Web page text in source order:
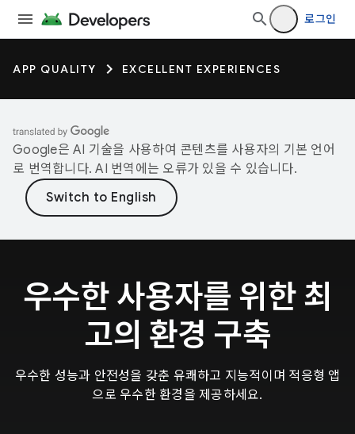
로그인
APP QUALITY EXCELLENT EXPERIENCES
Google은 AI 기술을 사용하여 콘텐츠를 사용자의 기본 언어
로 번역합니다. AI 번역에는 오류가 있을 수 있습니다.
우수한 사용자를 위한 최
고의 환경 구축
우수한 성능과 안전성을 갖춘 유쾌하고 지능적이며 적응형 앱
으로 우수한 환경을 제공하세요.